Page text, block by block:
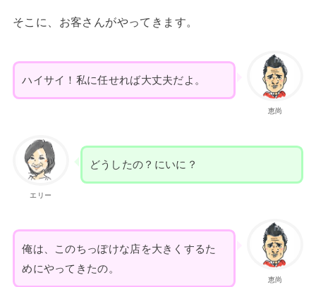
そこに、お客さんがやってきます。
恵尚
ハイサイ！私に任せれば大丈夫だよ。
エリー
どうしたの？にいに？
恵尚
俺は、このちっぽけな店を大きくするた
めにやってきたの。